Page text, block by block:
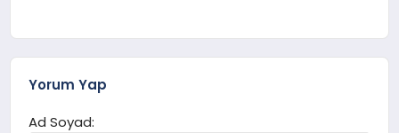
Yorum Yap
Ad Soyad: